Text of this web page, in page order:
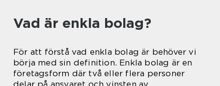
Vad är enkla bolag?
För att förstå vad enkla bolag är behöver vi
börja med sin definition. Enkla bolag är en
företagsform där två eller flera personer